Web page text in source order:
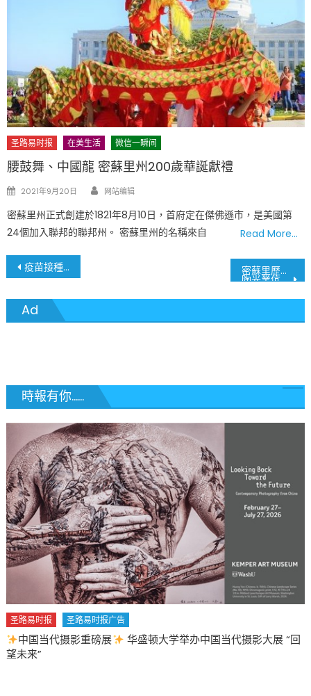
圣路易时报 在美生活 微信一瞬间
腰鼓舞、中國龍 密蘇里州200歲華誕獻禮
Posted
2021年9月20日 Author
网站编辑
密蘇里州正式創建於1821年8月10日，首府定在傑佛遜市，是美國第
24個加入聯邦的聯邦州。 密蘇里州的名稱來自
Read More…
文
章
導
疫苗接種了 口罩不戴了 下一步驟是什麼? 密蘇里歷史博物館 –
陶光業伉儷移民的故事
Ad
時報有你......
圣路易时报 圣路易时报广告
中国当代摄影重磅展
华盛顿大学举办中国当代摄影大展 “回
望未来”